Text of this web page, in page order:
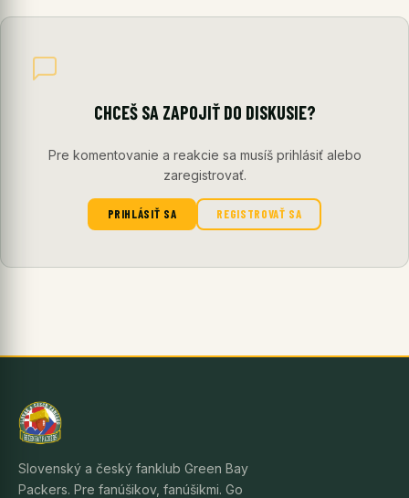
CHCEŠ SA ZAPOJIŤ DO DISKUSIE?
Pre komentovanie a reakcie sa musíš prihlásiť alebo
zaregistrovať.
PRIHLÁSIŤ SA REGISTROVAŤ SA
Slovenský a český fanklub Green Bay
Packers. Pre fanúšikov, fanúšikmi. Go